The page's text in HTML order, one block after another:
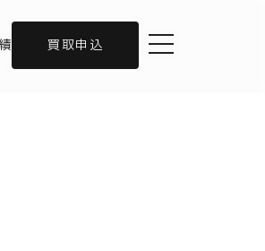
買取申込 toggle navigation